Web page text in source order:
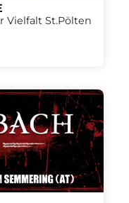
Vielfalt St.Pölten